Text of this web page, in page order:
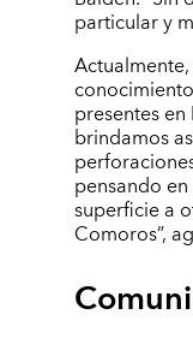
particular y
presentes
brindamos
pensando
superficie a
Comoros”,